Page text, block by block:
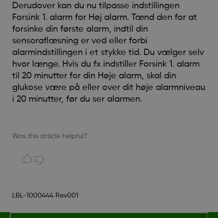
Derudover kan du nu tilpasse indstillingen
Forsink 1. alarm for Høj alarm. Tænd den for at
forsinke din første alarm, indtil din
sensoraflæsning er ved eller forbi
alarmindstillingen i et stykke tid. Du vælger selv
hvor længe. Hvis du fx indstiller Forsink 1. alarm
til 20 minutter for din Høje alarm, skal din
glukose være på eller over dit høje alarmniveau
i 20 minutter, før du ser alarmen.
Was this article helpful?
LBL-1000444 Rev001